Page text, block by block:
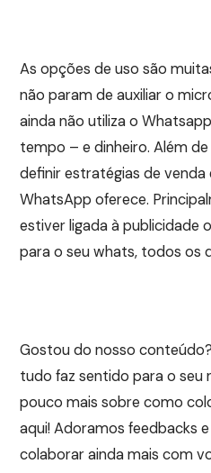
As opções de uso são
não param de auxiliar o
ainda não utiliza o
tempo – e dinheiro. Além
definir estratégias de venda
WhatsApp oferece.
estiver ligada à publicidade
para o seu whats, todos os
Gostou do nosso
tudo faz sentido para o seu
pouco mais sobre como
aqui! Adoramos feedbacks
colaborar ainda mais com